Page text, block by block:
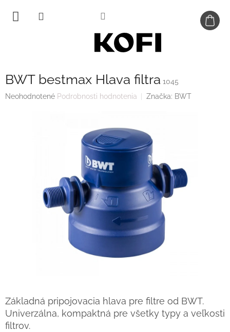
obsah
BWT bestmax Hlava filtra 1045
Priemerné
Neohodnotené Podrobnosti hodnotenia Značka: BWT
Základná pripojovacia hlava pre filtre od BWT.
Univerzálna, kompaktná pre všetky typy a veľkosti
filtrov.